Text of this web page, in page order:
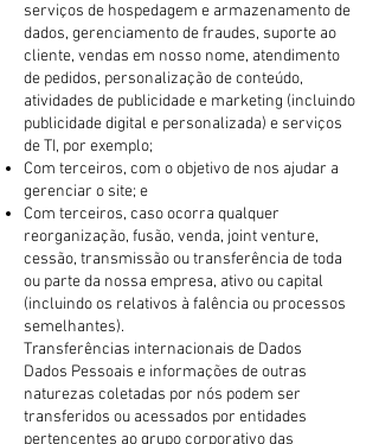
serviços de hospedagem e armazenamento de
dados, gerenciamento de fraudes, suporte ao
cliente, vendas em nosso nome, atendimento
de pedidos, personalização de conteúdo,
atividades de publicidade e marketing (incluindo
publicidade digital e personalizada) e serviços
de TI, por exemplo;
Com terceiros, com o objetivo de nos ajudar a
gerenciar o site; e
Com terceiros, caso ocorra qualquer
reorganização, fusão, venda, joint venture,
cessão, transmissão ou transferência de toda
ou parte da nossa empresa, ativo ou capital
(incluindo os relativos à falência ou processos
semelhantes).
Transferências internacionais de Dados
Dados Pessoais e informações de outras
naturezas coletadas por nós podem ser
transferidos ou acessados por entidades
pertencentes ao grupo corporativo das